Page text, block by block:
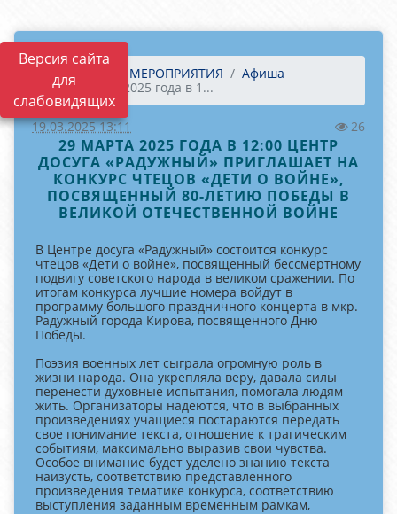
Версия сайта
для
слабовидящих
Главная МЕРОПРИЯТИЯ
Афиша
29 марта 2025 года в 1...
19.03.2025 13:11 26
29 МАРТА 2025 ГОДА В 12:00 ЦЕНТР
ДОСУГА «РАДУЖНЫЙ» ПРИГЛАШАЕТ НА
КОНКУРС ЧТЕЦОВ «ДЕТИ О ВОЙНЕ»,
ПОСВЯЩЕННЫЙ 80-ЛЕТИЮ ПОБЕДЫ В
ВЕЛИКОЙ ОТЕЧЕСТВЕННОЙ ВОЙНЕ
В Центре досуга «Радужный» состоится конкурс
чтецов «Дети о войне», посвященный бессмертному
подвигу советского народа в великом сражении. По
итогам конкурса лучшие номера войдут в
программу большого праздничного концерта в мкр.
Радужный города Кирова, посвященного Дню
Победы.
Поэзия военных лет сыграла огромную роль в
жизни народа. Она укрепляла веру, давала силы
перенести духовные испытания, помогала людям
жить. Организаторы надеются, что в выбранных
произведениях учащиеся постараются передать
свое понимание текста, отношение к трагическим
событиям, максимально выразив свои чувства.
Особое внимание будет уделено знанию текста
наизусть, соответствию представленного
произведения тематике конкурса, соответствию
выступления заданным временным рамкам,